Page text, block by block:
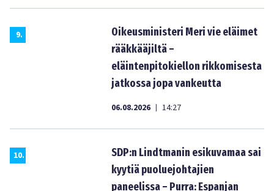
9.
Oikeusministeri Meri vie eläimet
rääkkääjiltä –
eläintenpitokiellon rikkomisesta
jatkossa jopa vankeutta
06.08.2026 | 14:27
10.
SDP:n Lindtmanin esikuvamaa sai
kyytiä puoluejohtajien
paneelissa – Purra: Espanjan